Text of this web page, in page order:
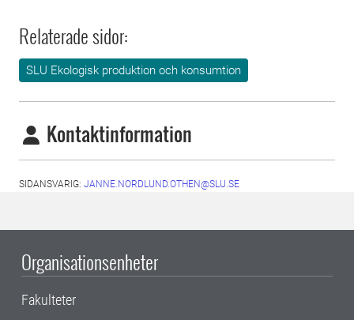
Relaterade sidor:
SLU Ekologisk produktion och konsumtion
Kontaktinformation
SIDANSVARIG: JANNE.NORDLUND.OTHEN@SLU.SE
Organisationsenheter
Fakulteter